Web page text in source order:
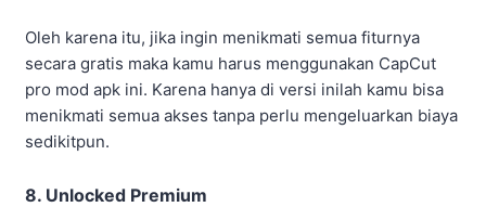
Oleh karena itu, jika ingin menikmati semua fiturnya
secara gratis maka kamu harus menggunakan CapCut
pro mod apk ini. Karena hanya di versi inilah kamu bisa
menikmati semua akses tanpa perlu mengeluarkan biaya
sedikitpun.
8. Unlocked Premium